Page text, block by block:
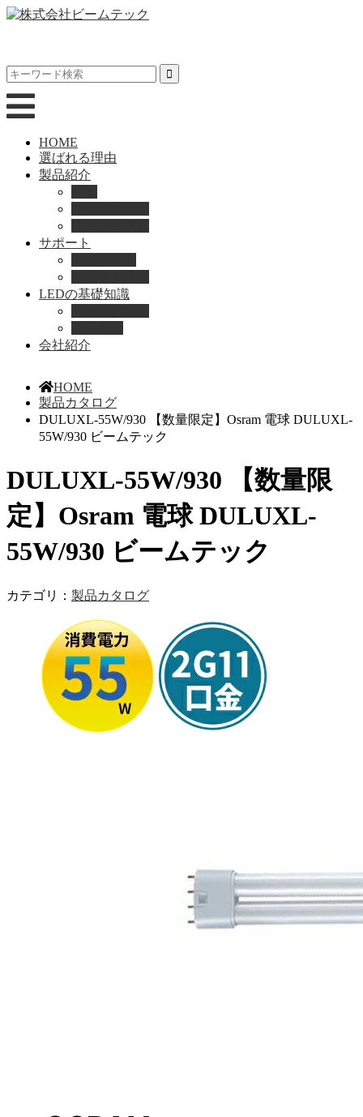
HOME
選ばれる理由
製品紹介
サポート
LEDの基礎知識
会社紹介
HOME
製品カタログ
DULUXL-55W/930 【数量限定】Osram 電球 DULUXL-
55W/930 ビームテック
DULUXL-55W/930 【数量限
定】Osram 電球 DULUXL-
55W/930 ビームテック
カテゴリ： 製品カタログ